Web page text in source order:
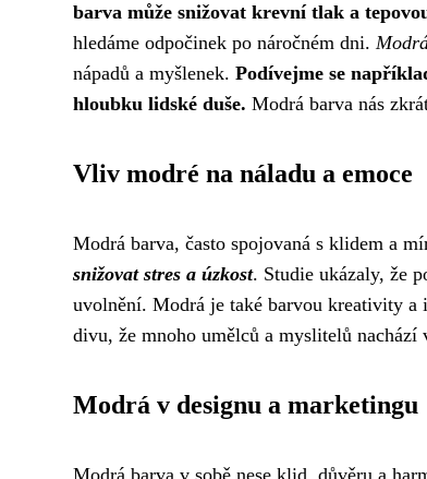
barva může snižovat krevní tlak a
hledáme odpočinek po náročném dni.
nápadů a myšlenek. Podívejme se
hloubku lidské duše. Modrá barva nás
Vliv modré na náladu a emoce
Modrá barva, často spojovaná s klidem a
snižovat stres a úzkost. Studie ukázaly, že
uvolnění. Modrá je také barvou kreativity a
divu, že mnoho umělců a myslitelů
Modrá v designu a marketingu